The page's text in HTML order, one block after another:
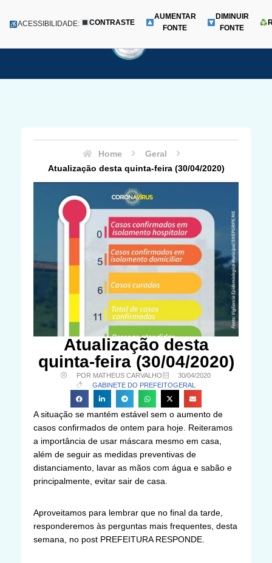
para
Menu
ACESSIBILIDADE: CONTRASTE
AUMENTAR
FONTE
DIMINUIR
FONTE
Home
Geral
Atualização desta quinta-feira (30/04/2020)
Atualização desta
quinta-feira (30/04/2020)
POR MATHEUS CARVALHO
30/04/2020
GABINETE DO PREFEITOGERAL
A situação se mantém estável sem o aumento de
casos confirmados de ontem para hoje. Reiteramos
a importância de usar máscara mesmo em casa,
além de seguir as medidas preventivas de
distanciamento, lavar as mãos com água e sabão e
principalmente, evitar sair de casa.
Aproveitamos para lembrar que no final da tarde,
responderemos às perguntas mais frequentes, desta
semana, no post PREFEITURA RESPONDE.